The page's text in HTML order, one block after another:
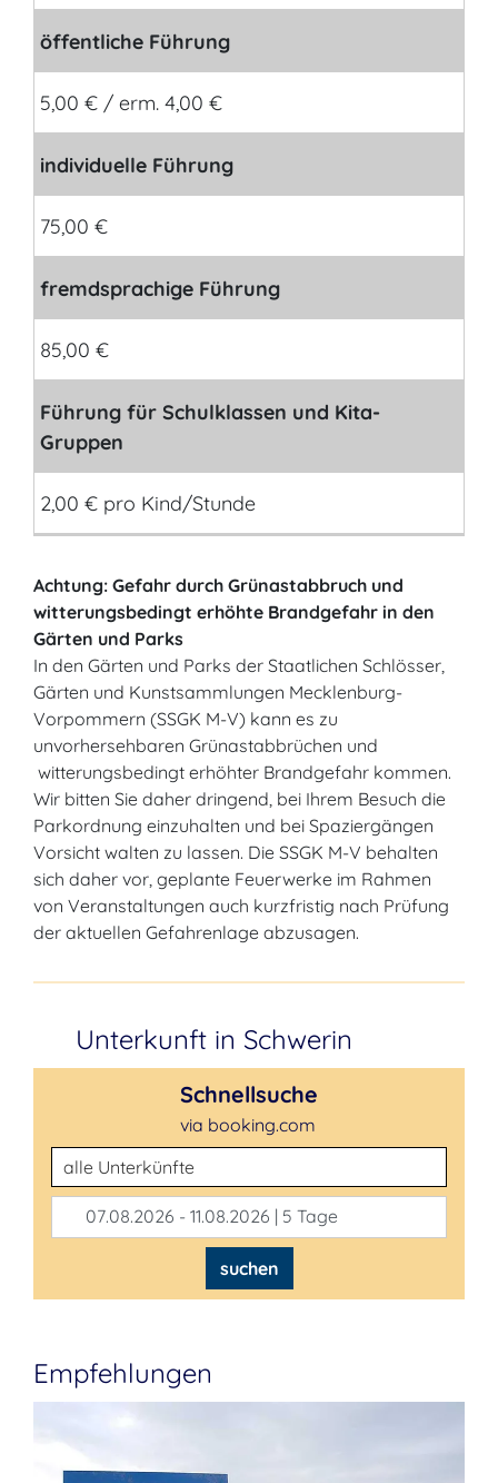
öffentliche Führung
5,00 € / erm. 4,00 €
individuelle Führung
75,00 €
fremdsprachige Führung
85,00 €
Führung für Schulklassen und Kita-
Gruppen
2,00 € pro Kind/Stunde
Achtung: Gefahr durch Grünastabbruch und
witterungsbedingt erhöhte Brandgefahr in den
Gärten und Parks
In den Gärten und Parks der Staatlichen Schlösser,
Gärten und Kunstsammlungen Mecklenburg-
Vorpommern (SSGK M-V) kann es zu
unvorhersehbaren Grünastabbrüchen und
witterungsbedingt erhöhter Brandgefahr kommen.
Wir bitten Sie daher dringend, bei Ihrem Besuch die
Parkordnung einzuhalten und bei Spaziergängen
Vorsicht walten zu lassen. Die SSGK M-V behalten
sich daher vor, geplante Feuerwerke im Rahmen
von Veranstaltungen auch kurzfristig nach Prüfung
der aktuellen Gefahrenlage abzusagen.
Unterkunft in Schwerin
Schnellsuche
via booking.com
Unterkunftsart
07.08.2026 - 11.08.2026 | 5 Tage
suchen
Empfehlungen